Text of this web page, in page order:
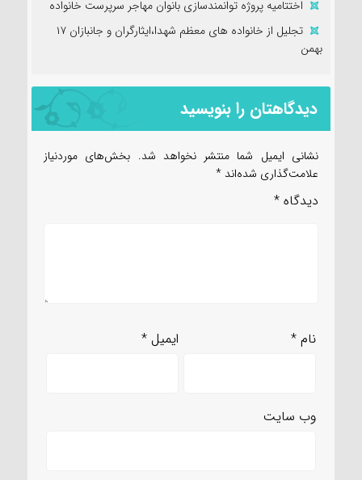
اختتامیه پروژه توانمندسازی بانوان مهاجر سرپرست خانواده
تجلیل از خانواده های معظم شهدا،ایثارگران و جانبازان ۱۷
بهمن
دیدگاهتان را بنویسید
نشانی ایمیل شما منتشر نخواهد شد. بخش‌های موردنیاز
علامت‌گذاری شده‌اند *
دیدگاه *
نام* ایمیل*
وب‌ سایت